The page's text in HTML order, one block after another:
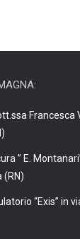
Francesca
” E.
(RN)
“Exis” in